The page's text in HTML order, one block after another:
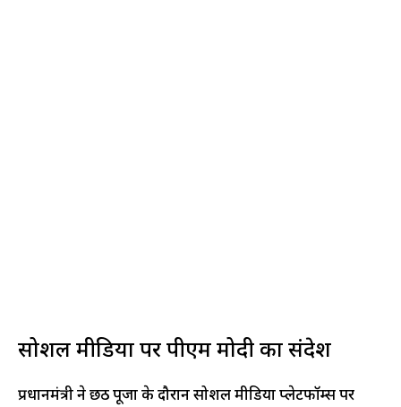
सोशल मीडिया पर पीएम मोदी का संदेश
प्रधानमंत्री ने छठ पूजा के दौरान सोशल मीडिया प्लेटफॉर्म्स पर